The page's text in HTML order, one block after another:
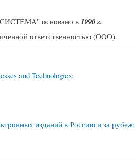
основано в 1990 г.
ответственностью (ООО).
and Technologies;
изданий в Россию и за рубеж;